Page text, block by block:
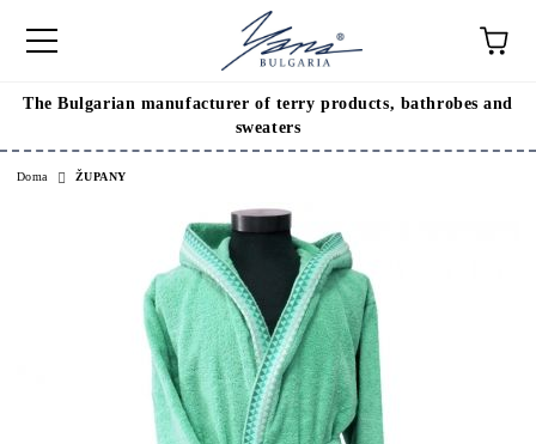
The Bulgarian manufacturer of terry products, bathrobes and
sweaters
Doma ŽUPANY